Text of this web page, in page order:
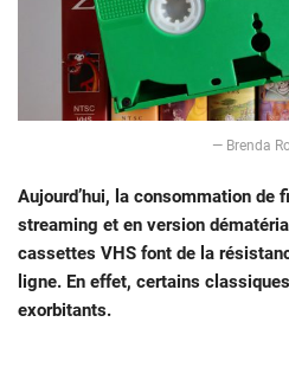
— Brenda
Aujourd’hui, la consommation de
streaming et en version
cassettes VHS font de la
ligne. En effet, certains
exorbitants.